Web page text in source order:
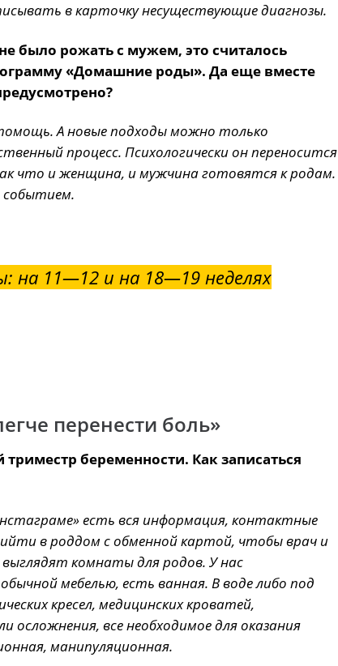
в карточку несуществующие диагнозы.
было рожать с мужем, это считалось
«Домашние роды». Да еще вместе
А новые подходы можно только
процесс. Психологически он переносится
что и женщина, и мужчина готовятся к родам.
на 11—12 и на 18—19 неделях
перенести боль»
беременности. Как записаться
есть вся информация, контактные
в роддом с обменной картой, чтобы врач и
выглядят комнаты для родов. У нас
мебелью, есть ванная. В воде либо под
кресел, медицинских кроватей,
осложнения, все необходимое для оказания
манипуляционная.